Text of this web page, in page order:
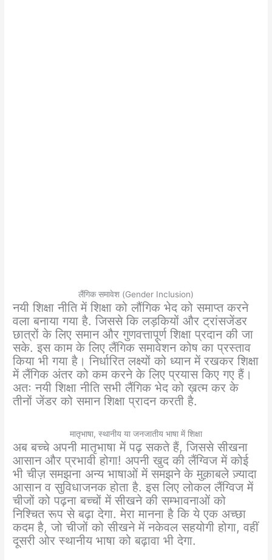
लैंगिक समावेश (Gender Inclusion)
नयी शिक्षा नीति में शिक्षा को लौंगिक भेद को समाप्त करने
वला बनाया गया है. जिससे कि लड़कियों और ट्रांसजेंडर
छात्रों के लिए समान और गुणवत्तापूर्ण शिक्षा प्रदान की जा
सके. इस काम के लिए लैंगिक समावेशन कोष का प्रस्ताव
किया भी गया है। निर्धारित लक्ष्यों को ध्यान में रखकर शिक्षा
में लैंगिक अंतर को कम करने के लिए प्रयास किए गए हैं।
अतः नयी शिक्षा नीति सभी लैंगिक भेद को ख़त्म कर के
तीनों जेंडर को समान शिक्षा प्रादन करती है.
मातृभाषा, स्थानीय या जनजातीय भाषा में शिक्षा
अब बच्चे अपनी मातृभाषा में पढ़ सकते हैं, जिससे सीखना
आसान और प्रभावी होगा! अपनी खुद की लैंग्विज में कोई
भी चीज़ समझना अन्य भाषाओं में समझने के मुक़ाबले ज़्यादा
आसान व सुविधाजनक होता है. इस लिए लोकल लैंग्विज में
चीजों को पढ़ना बच्चों में सीखने की सम्भावनाओं को
निश्चित रूप से बढ़ा देगा. मेरा मानना है कि ये एक अच्छा
कदम है, जो चीजों को सीखने में नकेवल सहयोगी होगा, वहीं
दूसरी ओर स्थानीय भाषा को बढ़ावा भी देगा.